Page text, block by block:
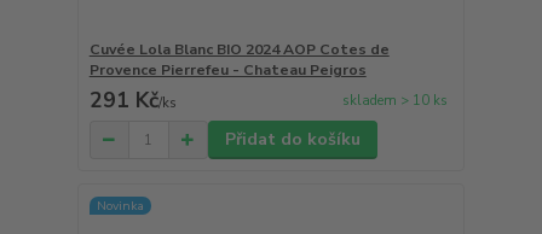
Cuvée Lola Blanc BIO 2024 AOP Cotes de
Provence Pierrefeu - Chateau Peigros
291 Kč/ks skladem > 10 ks
Přidat do košíku
Novinka